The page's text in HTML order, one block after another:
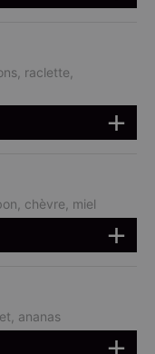
raclette,
chèvre, miel
ananas